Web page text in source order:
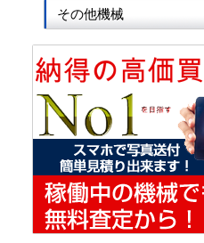
その他機械